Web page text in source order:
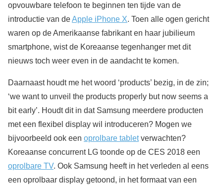
opvouwbare telefoon te beginnen ten tijde van de
introductie van deApple iPhone X. Toen alle ogen gericht
waren op de Amerikaanse fabrikant en haar jubilieum
smartphone, wist de Koreaanse tegenhanger met dit
nieuws toch weer even in de aandacht te komen.
Daarnaast houdt me het woord ‘products’ bezig, in de zin;
‘we want to unveil the products properly but now seems a
bit early’. Houdt dit in dat Samsung meerdere producten
met een flexibel display wil introduceren? Mogen we
bijvoorbeeld ook een oprolbare tabletverwachten?
Koreaanse concurrent LG toonde op de CES 2018 een
oprolbare TV. Ook Samsung heeft in het verleden al eens
een oprolbaar display getoond, in het formaat van een